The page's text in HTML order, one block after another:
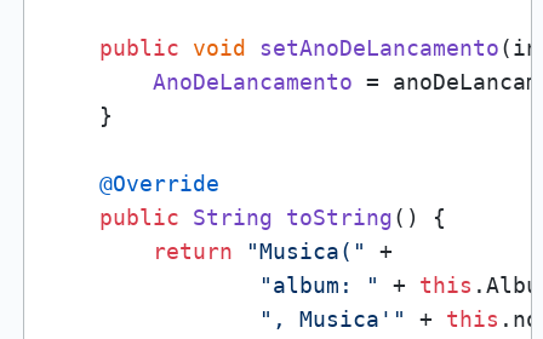
public void setAnoDeLancamento(
AnoDeLancamento =
    }
@Override
public
String toString( ) {
return
"Musica("
+
"album: "
+ this .
", Musica'"
+ this .